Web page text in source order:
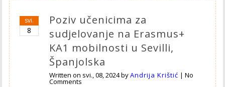
svi.
8
Poziv učenicima za
sudjelovanje na Erasmus+
KA1 mobilnosti u Sevilli,
Španjolska
Written on svi., 08, 2024byAndrija Krištić |No
Comments